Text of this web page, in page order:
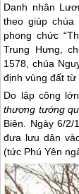
Danh nhân
theo giúp
phong chức
Trung Hưng,
1578, chúa
định vùng đất từ
Do lập công
thượng tướng
Biên. Ngày 6/2/
đưa lưu dân
(tức Phú Yên